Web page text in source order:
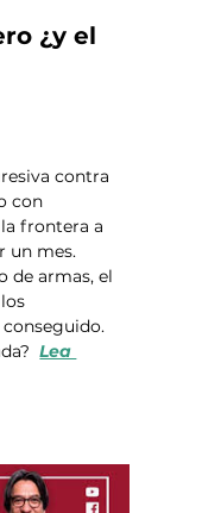
¿y el
contra
con
frontera a
un mes.
de armas, el
Lea